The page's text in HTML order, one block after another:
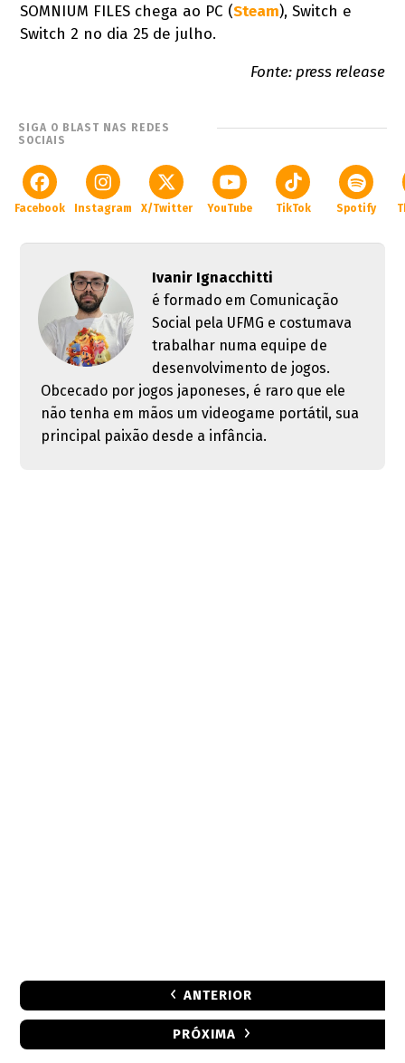
SOMNIUM FILES chega ao PC (Steam), Switch e
Switch 2 no dia 25 de julho.
Fonte: press release
SIGA O BLAST NAS REDES
SOCIAIS
Facebook Instagram X/Twitter YouTube TikTok Spotify
Ivanir Ignacchitti
é formado em Comunicação
Social pela UFMG e costumava
trabalhar numa equipe de
desenvolvimento de jogos.
Obcecado por jogos japoneses, é raro que ele
não tenha em mãos um videogame portátil, sua
principal paixão desde a infância.
ANTERIOR
PRÓXIMA